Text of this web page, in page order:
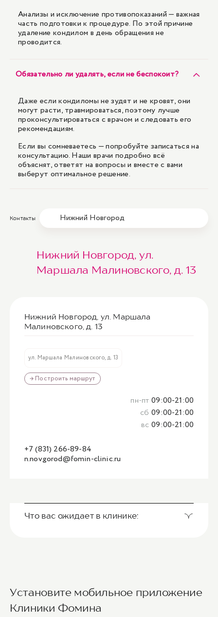
Анализы и исключение противопоказаний — важная
часть подготовки к процедуре. По этой причине
удаление кондилом в день обращения не
проводится.
Обязательно ли удалять, если не беспокоит?
Даже если кондиломы не зудят и не кровят, они
могут расти, травмироваться, поэтому лучше
проконсультироваться с врачом и следовать его
рекомендациям.
Если вы сомневаетесь — попробуйте записаться на
консультацию. Наши врачи подробно всё
объяснят, ответят на вопросы и вместе с вами
выберут оптимальное решение.
Контакты Нижний Новгород
Нижний Новгород, ул.
Маршала Малиновского, д. 13
Нижний Новгород, ул. Маршала
Малиновского, д. 13
ул. Маршала Малиновского, д. 13
→ Построить маршрут
n.novgorod@fomin-clinic.ru
+7 (831) 266-89-84
пн-пт 09:00-21:00
сб 09:00-21:00
вс 09:00-21:00
Что вас ожидает в клинике:
Установите мобильное приложение
Клиники Фомина